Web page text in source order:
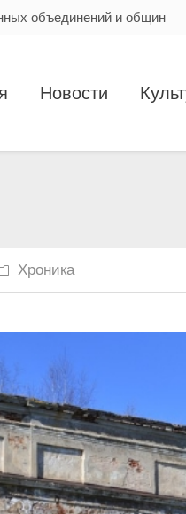
объединений и общин
Новости
Хроника